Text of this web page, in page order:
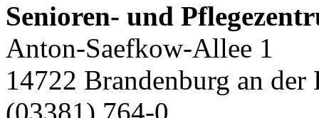
Senioren- und
Anton-Saefkow-Allee 1
14722 Brandenburg an der